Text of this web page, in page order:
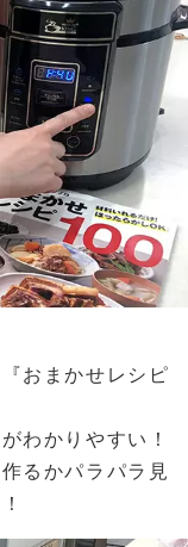
おまかせレシピ
わかりやすい！
るかパラパラ見